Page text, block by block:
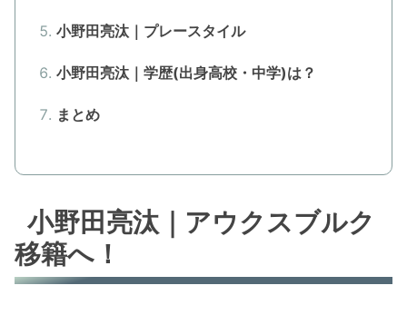
小野田亮汰｜プレースタイル
小野田亮汰｜学歴(出身高校・中学)は？
まとめ
小野田亮汰｜アウクスブルク
移籍へ！